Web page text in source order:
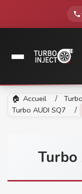
phone
Accueil
Turbo AUDI SQ7
Turbo